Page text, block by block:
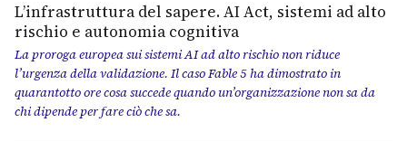
L’infrastruttura del sapere. AI Act, sistemi ad alto
rischio e autonomia cognitiva
La proroga europea sui sistemi AI ad alto rischio non riduce
l’urgenza della validazione. Il caso Fable 5 ha dimostrato in
quarantotto ore cosa succede quando un’organizzazione non sa da
chi dipende per fare ciò che sa.